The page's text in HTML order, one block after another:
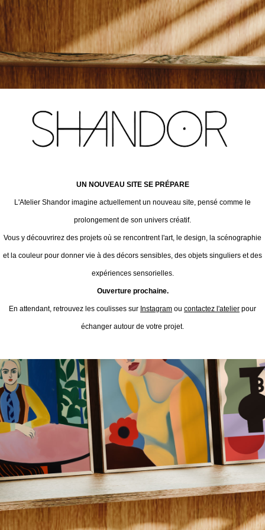
UN NOUVEAU SITE SE PRÉPARE
L'Atelier Shandor imagine actuellement un nouveau site, pensé comme le
prolongement de son univers créatif.
Vous y découvrirez des projets où se rencontrent l'art, le design, la scénographie
et la couleur pour donner vie à des décors sensibles, des objets singuliers et des
expériences sensorielles.
Ouverture prochaine.
En attendant, retrouvez les coulisses sur Instagram ou contactez l'atelier pour
échanger autour de votre projet.